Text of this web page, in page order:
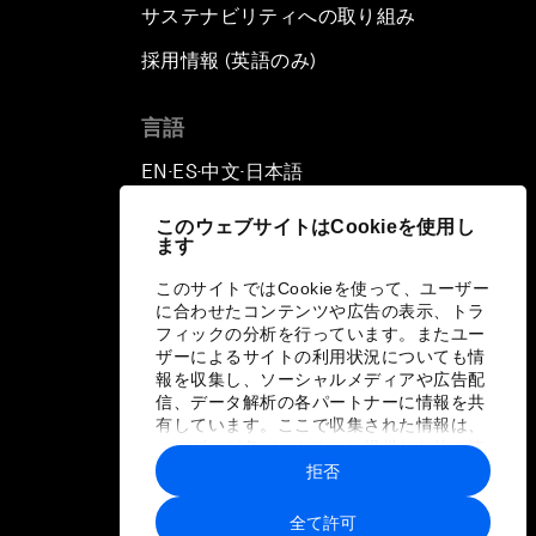
このウェブサイトはCookieを使用し
ます
このサイトではCookieを使って、ユーザー
に合わせたコンテンツや広告の表示、トラ
フィックの分析を行っています。またユー
ザーによるサイトの利用状況についても情
報を収集し、ソーシャルメディアや広告配
信、データ解析の各パートナーに情報を共
有しています。ここで収集された情報は、
ユーザーが各パートナーに提供した他の情
報や各パートナーのサービスを使用した際
に収集された情報と組み合わされ、各パー
トナーによって使用されることがありま
全て許可
拒否
サステナビリティへの取り組み
採用情報 (英語のみ)
言語
EN ▪ ES▪中文▪ 日本語